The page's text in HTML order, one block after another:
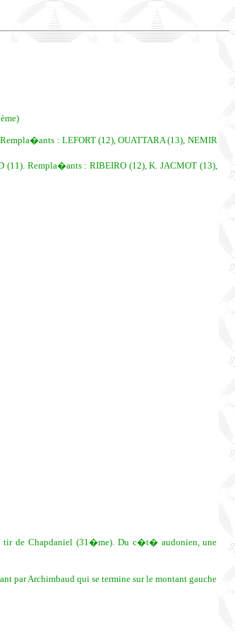
: LEFORT (12), OUATTARA (13), NEMIR
(11). Rempla�ants : RIBEIRO (12), K. JACMOT (13),
tir de Chapdaniel (31�me). Du c�t� audonien, une
par Archimbaud qui se termine sur le montant gauche